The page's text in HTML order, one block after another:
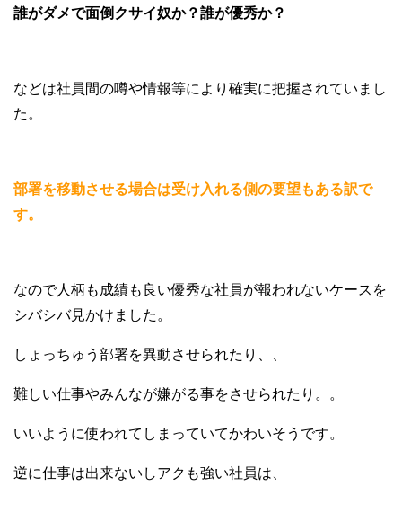
誰がダメで面倒クサイ奴か？誰が優秀か？
などは社員間の噂や情報等により確実に把握されていまし
た。
部署を移動させる場合は受け入れる側の要望もある訳で
す。
なので人柄も成績も良い優秀な社員が報われないケースを
シバシバ見かけました。
しょっちゅう部署を異動させられたり、、
難しい仕事やみんなが嫌がる事をさせられたり。。
いいように使われてしまっていてかわいそうです。
逆に仕事は出来ないしアクも強い社員は、